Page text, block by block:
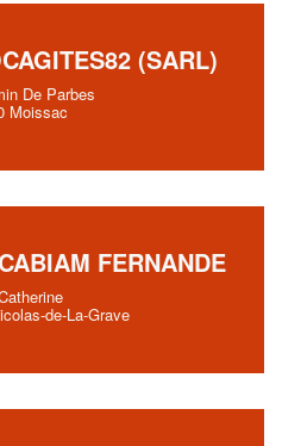
(SARL)
De Parbes
Moissac
FERNANDE
de-La-Grave